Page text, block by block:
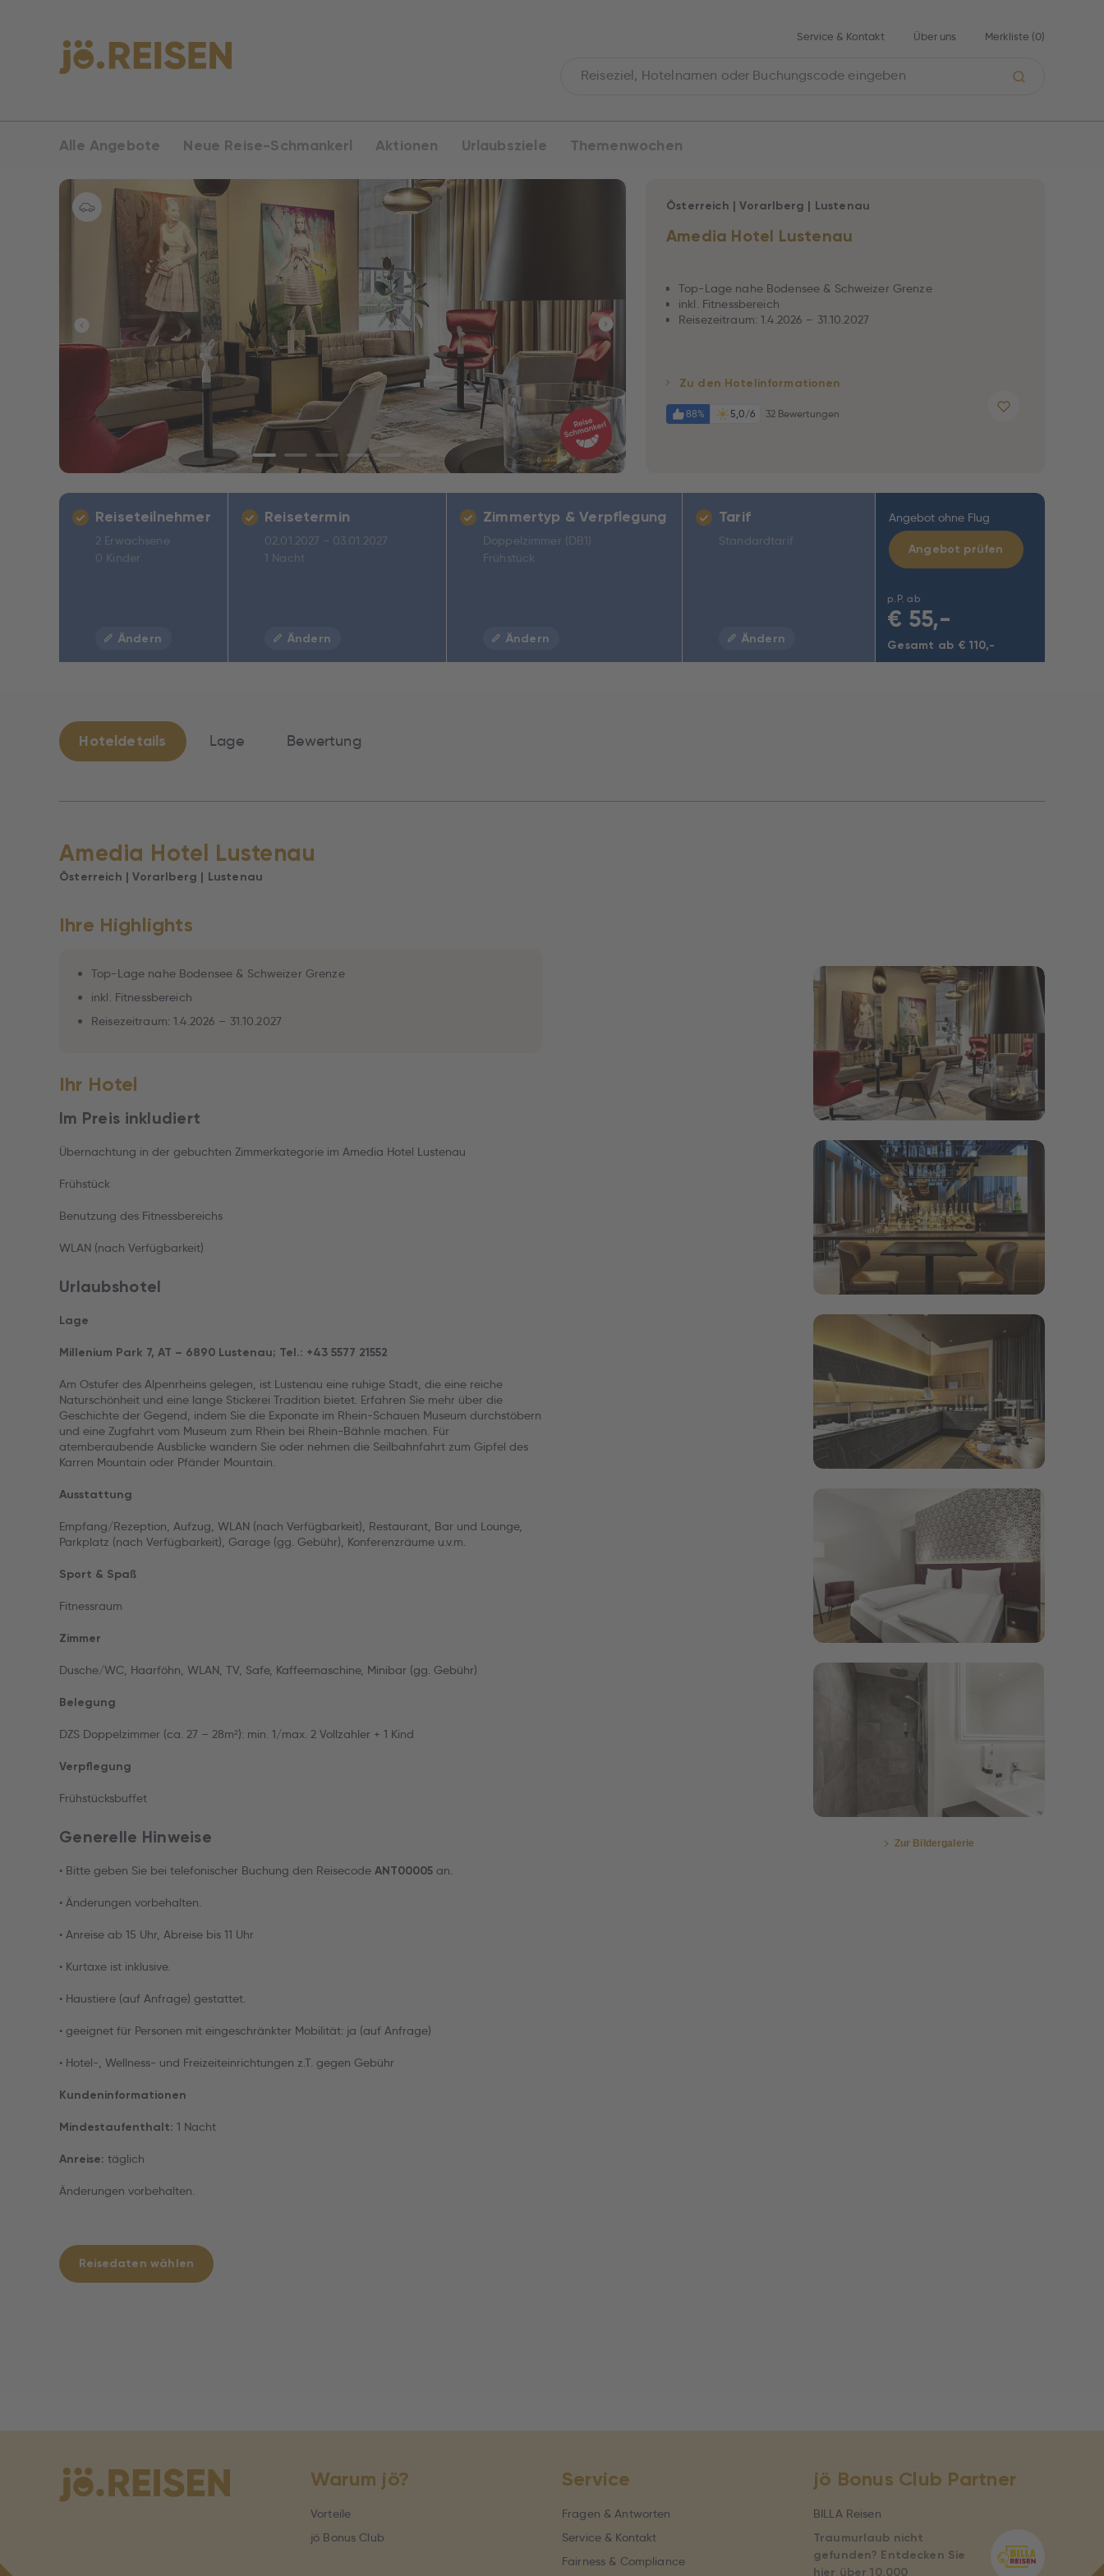
Service & Kontakt Über uns Merkliste (0)
Alle Angebote Neue Reise-Schmankerl Aktionen Urlaubsziele Themenwochen
Amedia Hotel Lustenau
Österreich |Vorarlberg | Lustenau
Top-Lage nahe Bodensee & Schweizer Grenze
inkl. Fitnessbereich
Reisezeitraum: 1.4.2026 – 31.10.2027
Zu den Hotelinformationen
88% 5,0/6 32 Bewertungen
Angebot ohne Flug
p.P. ab
€ 55,-
Gesamt ab € 110,-
Angebot prüfen
Reiseteilnehmer
2 Erwachsene
0 Kinder
Ändern
Reisetermin
02.01.2027 - 03.01.2027
1 Nacht
Ändern
Zimmertyp & Verpflegung
Doppelzimmer (DB1)
Frühstück
Ändern
Tarif
Standardtarif
Ändern
Hoteldetails Lage Bewertung
Amedia Hotel Lustenau
Österreich | Vorarlberg | Lustenau
Ihre Highlights
Top-Lage nahe Bodensee & Schweizer Grenze
inkl. Fitnessbereich
Reisezeitraum: 1.4.2026 – 31.10.2027
Ihr Hotel
Im Preis inkludiert
Übernachtung in der gebuchten Zimmerkategorie im Amedia Hotel Lustenau
Frühstück
Benutzung des Fitnessbereichs
WLAN (nach Verfügbarkeit)
Urlaubshotel
Lage
Millenium Park 7, AT – 6890 Lustenau; Tel.: +43 5577 21552
Am Ostufer des Alpenrheins gelegen, ist Lustenau eine ruhige Stadt, die eine reiche
Naturschönheit und eine lange Stickerei Tradition bietet. Erfahren Sie mehr über die
Geschichte der Gegend, indem Sie die Exponate im Rhein-Schauen Museum durchstöbern
und eine Zugfahrt vom Museum zum Rhein bei Rhein-Bähnle machen. Für
atemberaubende Ausblicke wandern Sie oder nehmen die Seilbahnfahrt zum Gipfel des
Karren Mountain oder Pfänder Mountain.
Ausstattung
Empfang/Rezeption, Aufzug, WLAN (nach Verfügbarkeit), Restaurant, Bar und Lounge,
Parkplatz (nach Verfügbarkeit), Garage (gg. Gebühr), Konferenzräume u.v.m.
Sport & Spaß
Fitnessraum
Zimmer
Dusche/WC, Haarföhn, WLAN, TV, Safe, Kaffeemaschine, Minibar (gg. Gebühr)
Belegung
DZS Doppelzimmer (ca. 27 – 28m²): min. 1/max. 2 Vollzahler + 1 Kind
Verpflegung
Frühstücksbuffet
Generelle Hinweise
• Bitte geben Sie bei telefonischer Buchung den Reisecode ANT00005 an.
• Änderungen vorbehalten.
• Anreise ab 15 Uhr, Abreise bis 11 Uhr
• Kurtaxe ist inklusive.
• Haustiere (auf Anfrage) gestattet.
• geeignet für Personen mit eingeschränkter Mobilität: ja (auf Anfrage)
• Hotel-, Wellness- und Freizeiteinrichtungen z.T. gegen Gebühr
Kundeninformationen
Mindestaufenthalt: 1 Nacht
Anreise: täglich
Änderungen vorbehalten.
Reisedaten wählen
Bildergalerie öffnen
Bildergalerie öffnen
Bildergalerie öffnen
Bildergalerie öffnen
Bildergalerie öffnen
Zur Bildergalerie
Warum jö?
Vorteile
jö Bonus Club
Service
Fragen & Antworten
Service & Kontakt
Fairness & Compliance
jö Bonus Club Partner
BILLA Reisen
Traumurlaub nicht
gefunden? Entdecken Sie
hier über 10.000